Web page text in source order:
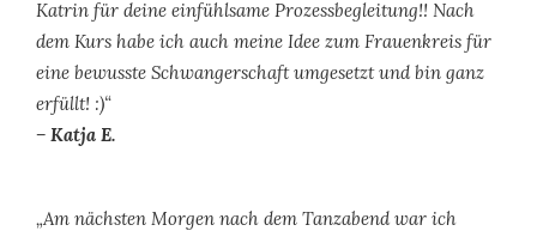
Katrin für deine einfühlsame Prozessbegleitung!! Nach
dem Kurs habe ich auch meine Idee zum Frauenkreis für
eine bewusste Schwangerschaft umgesetzt und bin ganz
erfüllt! :)“
– Katja E.
„Am nächsten Morgen nach dem Tanzabend war ich